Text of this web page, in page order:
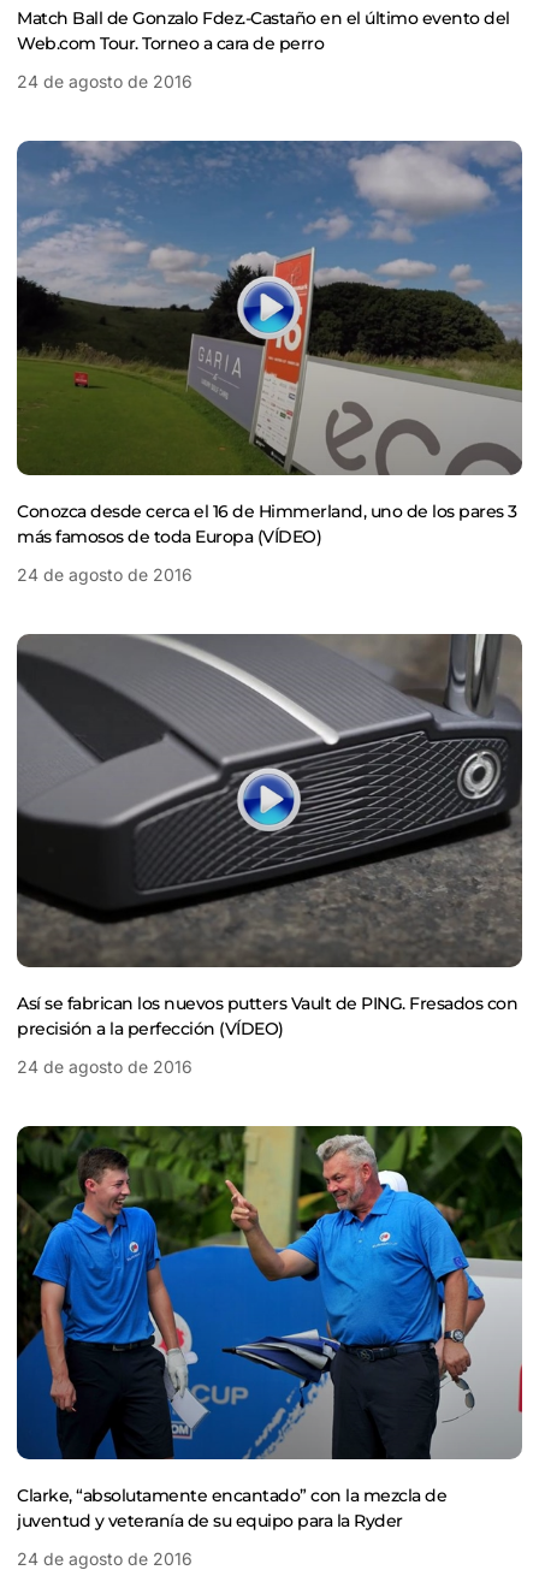
Match Ball de Gonzalo Fdez.-Castaño en el último evento del
Web.com Tour. Torneo a cara de perro
24 de agosto de 2016
Conozca desde cerca el 16 de Himmerland, uno de los pares 3
más famosos de toda Europa (VÍDEO)
24 de agosto de 2016
Así se fabrican los nuevos putters Vault de PING. Fresados con
precisión a la perfección (VÍDEO)
24 de agosto de 2016
Clarke, “absolutamente encantado” con la mezcla de
juventud y veteranía de su equipo para la Ryder
24 de agosto de 2016